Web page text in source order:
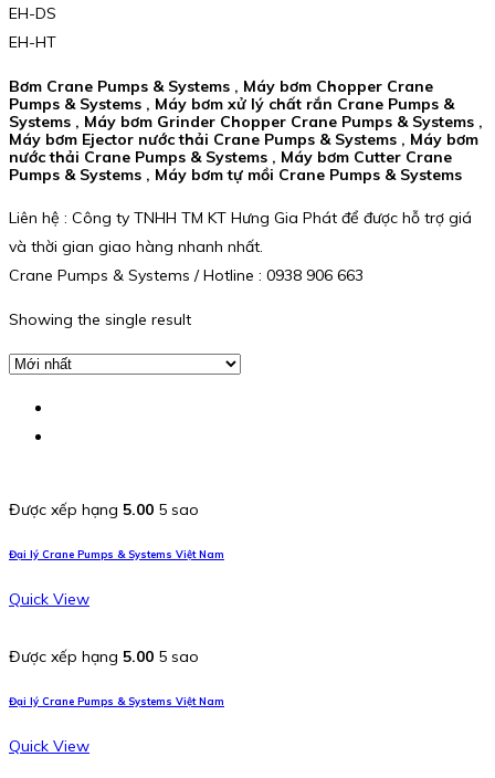
EH-DS
EH-HT
Bơm Crane Pumps & Systems , Máy bơm Chopper Crane
Pumps & Systems , Máy bơm xử lý chất rắn Crane Pumps &
Systems , Máy bơm Grinder Chopper Crane Pumps & Systems ,
Máy bơm Ejector nước thải Crane Pumps & Systems , Máy bơm
nước thải Crane Pumps & Systems , Máy bơm Cutter Crane
Pumps & Systems , Máy bơm tự mồi Crane Pumps & Systems
Liên hệ : Công ty TNHH TM KT Hưng Gia Phát để được hỗ trợ giá
và thời gian giao hàng nhanh nhất.
Crane Pumps & Systems / Hotline : 0938 906 663
Showing the single result
Được xếp hạng 5.00 5 sao
Đại lý Crane Pumps & Systems Việt Nam
Quick View
Được xếp hạng 5.00 5 sao
Đại lý Crane Pumps & Systems Việt Nam
Quick View